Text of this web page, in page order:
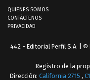
QUIENES SOMOS
CONTÁCTENOS
PRIVACIDAD
442 - Editorial Perfil S.A. | ©
Registro de la
Dirección: California 2715 ,